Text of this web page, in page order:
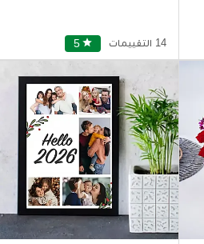
5 star 14 التقييمات